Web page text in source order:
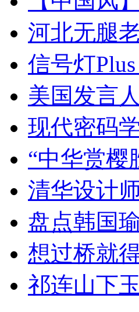
河北无腿
信号灯
美国发言
现代密码
“中华赏樱
清华设计
盘点韩国
想过桥就
祁连山下